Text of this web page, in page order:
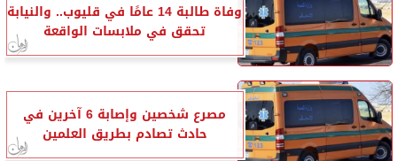
وفاة طالبة 14 عامًا في قليوب.. والنيابة
تحقق في ملابسات الواقعة
مصرع شخصين وإصابة 6 آخرين في
حادث تصادم بطريق العلمين